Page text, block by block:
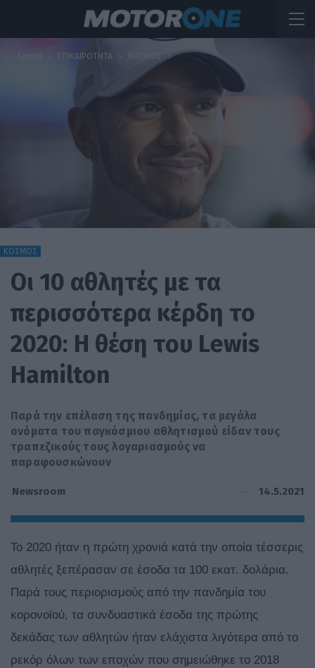
ΕΠΙΚΑΙΡΟΤΗΤΑ
ΚΟΣΜΟΣ
Οι 10 αθλητές με τα
περισσότερα κέρδη το
2020: Η θέση του Lewis
Hamilton
Παρά την επέλαση της πανδημίας, τα μεγάλα
ονόματα του παγκόσμιου αθλητισμού είδαν τους
τραπεζικούς τους λογαριασμούς να
παραφουσκώνουν
Newsroom 14.5.2021
Το 2020 ήταν η πρώτη χρονιά κατά την οποία τέσσερις
αθλητές ξεπέρασαν σε έσοδα τα 100 εκατ. δολάρια.
Παρά τους περιορισμούς από την πανδημία του
κορονοϊού, τα συνδυαστικά έσοδα της πρώτης
δεκάδας των αθλητών ήταν ελάχιστα λιγότερα από το
ρεκόρ όλων των εποχών που σημειώθηκε το 2018